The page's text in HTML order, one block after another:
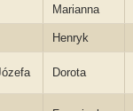
Marianna
Henryk
Dorota